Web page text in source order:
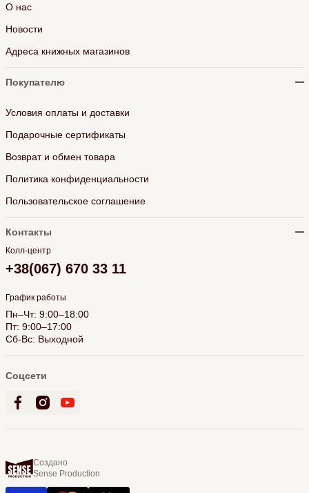
О нас
Новости
Адреса книжных магазинов
Покупателю
Условия оплаты и доставки
Подарочные сертификаты
Возврат и обмен товара
Политика конфиденциальности
Пользовательское соглашение
Контакты
Колл-центр
+38(067) 670 33 11
График работы
Пн–Чт: 9:00–18:00
Пт: 9:00–17:00
Сб-Вс: Выходной
Соцсети
Создано
Sense Production